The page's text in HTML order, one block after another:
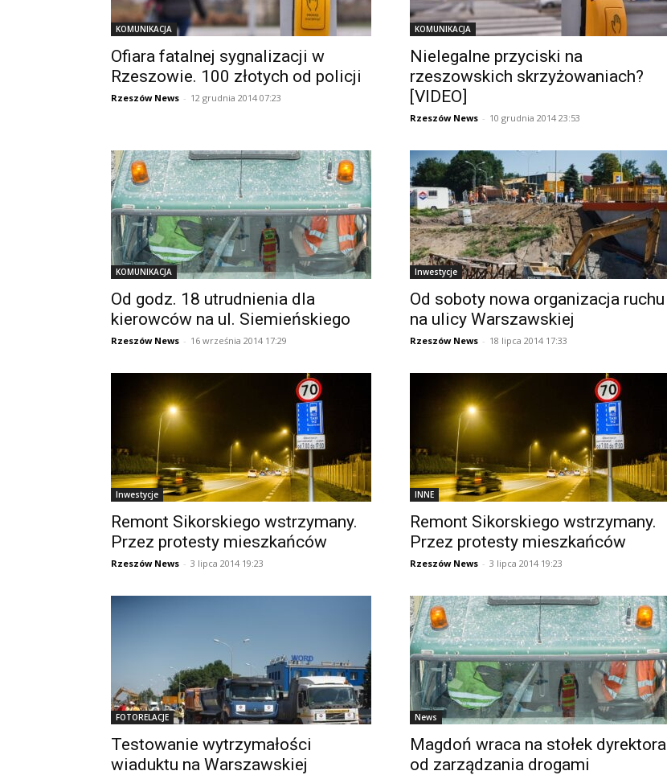
KOMUNIKACJA
Ofiara fatalnej sygnalizacji w
Rzeszowie. 100 złotych od policji
Rzeszów News - 12 grudnia 2014 07:23
KOMUNIKACJA
Nielegalne przyciski na
rzeszowskich skrzyżowaniach?
[VIDEO]
Rzeszów News - 10 grudnia 2014 23:53
KOMUNIKACJA
Od godz. 18 utrudnienia dla
kierowców na ul. Siemieńskiego
Rzeszów News - 16 września 2014 17:29
Inwestycje
Od soboty nowa organizacja ruchu
na ulicy Warszawskiej
Rzeszów News - 18 lipca 2014 17:33
Inwestycje
Remont Sikorskiego wstrzymany.
Przez protesty mieszkańców
Rzeszów News - 3 lipca 2014 19:23
INNE
Remont Sikorskiego wstrzymany.
Przez protesty mieszkańców
Rzeszów News - 3 lipca 2014 19:23
FOTORELACJE
Testowanie wytrzymałości
wiaduktu na Warszawskiej
News
Magdoń wraca na stołek dyrektora
od zarządzania drogami